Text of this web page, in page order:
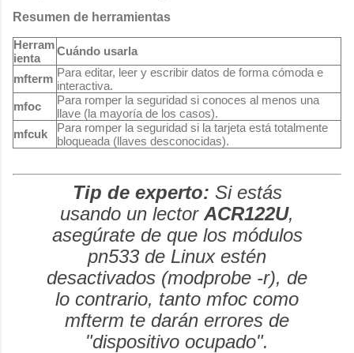
Resumen de herramientas
Herram
ienta
Cuándo usarla
mfterm Para editar, leer y escribir datos de forma cómoda e
interactiva.
mfoc
Para romper la seguridad si conoces al menos una
llave (la mayoría de los casos).
mfcuk
Para romper la seguridad si la tarjeta está totalmente
bloqueada (llaves desconocidas).
Tip de experto: Si estás
usando un lector ACR122U,
asegúrate de que los módulos
pn533 de Linux estén
desactivados (modprobe -r), de
lo contrario, tanto mfoc como
mfterm te darán errores de
"dispositivo ocupado".